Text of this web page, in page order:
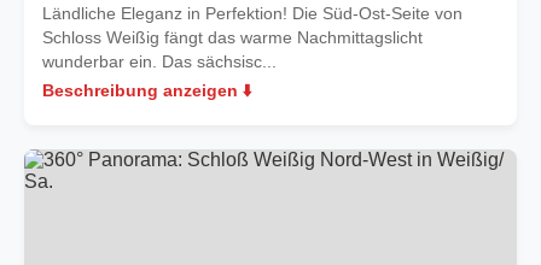
Ländliche Eleganz in Perfektion! Die Süd-Ost-Seite von
Schloss Weißig fängt das warme Nachmittagslicht
wunderbar ein. Das sächsisc...
Beschreibung anzeigen ⬇️